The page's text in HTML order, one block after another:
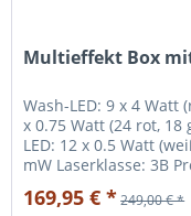
Multieffekt Box
Wash-LED: 9 x 4 Watt
x 0.75 Watt (24 rot,
LED: 12 x 0.5 Watt
mW Laserklasse: 3B
Kanäle) Funktionen:
Auto, Sound Control,
169,95 € *249,00 € *